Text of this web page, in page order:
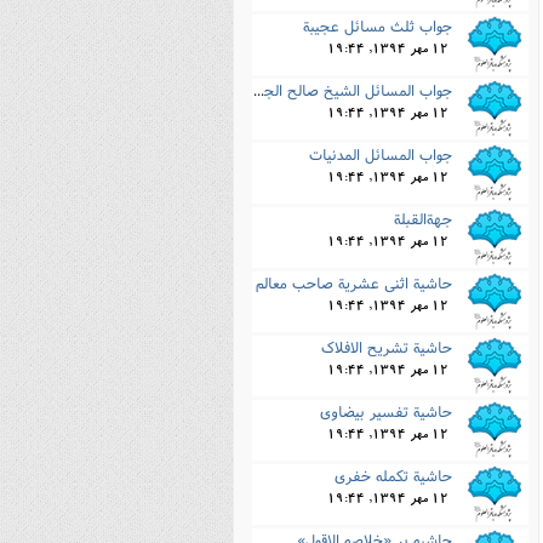
جواب ثلث مسائل عجیبة
12 مهر 1394, 19:44
جواب المسائل الشیخ صالح الجزائرى
12 مهر 1394, 19:44
جواب المسائل المدنیات
12 مهر 1394, 19:44
جهةالقبلة
12 مهر 1394, 19:44
حاشیة اثنى عشریة صاحب معالم
12 مهر 1394, 19:44
حاشیة تشریح الافلاک
12 مهر 1394, 19:44
حاشیة تفسیر بیضاوى
12 مهر 1394, 19:44
حاشیة تکمله خفرى
12 مهر 1394, 19:44